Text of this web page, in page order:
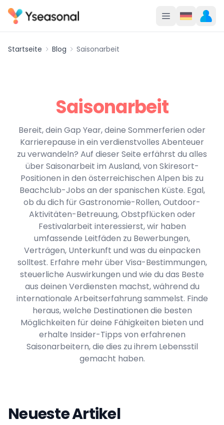
Startseite Blog Saisonarbeit
Saisonarbeit
Bereit, dein Gap Year, deine Sommerferien oder
Karrierepause in ein verdienstvolles Abenteuer
zu verwandeln? Auf dieser Seite erfährst du alles
über Saisonarbeit im Ausland, von Skiresort-
Positionen in den österreichischen Alpen bis zu
Beachclub-Jobs an der spanischen Küste. Egal,
ob du dich für Gastronomie-Rollen, Outdoor-
Aktivitäten-Betreuung, Obstpflücken oder
Festivalarbeit interessierst, wir haben
umfassende Leitfäden zu Bewerbungen,
Verträgen, Unterkunft und was du einpacken
solltest. Erfahre mehr über Visa-Bestimmungen,
steuerliche Auswirkungen und wie du das Beste
aus deinen Verdiensten machst, während du
internationale Arbeitserfahrung sammelst. Finde
heraus, welche Destinationen die besten
Möglichkeiten für deine Fähigkeiten bieten und
erhalte Insider-Tipps von erfahrenen
Saisonarbeitern, die dies zu ihrem Lebensstil
gemacht haben.
Neueste Artikel